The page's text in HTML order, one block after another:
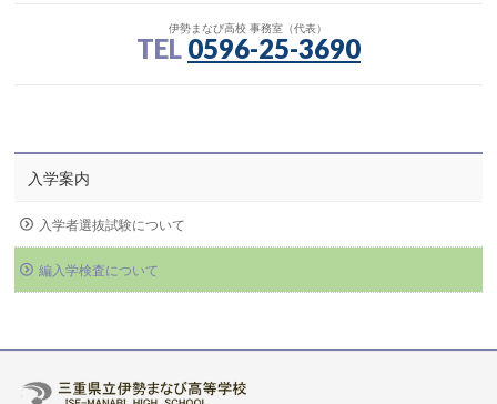
伊勢まなび高校 事務室（代表）
TEL 0596-25-3690
入学案内
入学者選抜試験について
編入学検査について